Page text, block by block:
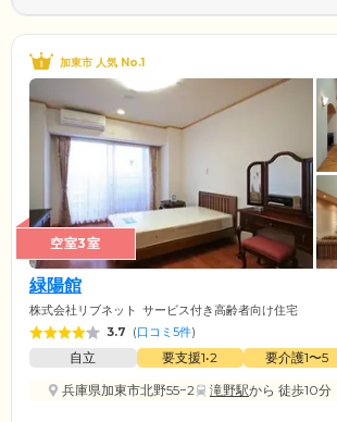
加東市 人気 No.1
空室3室
緑陽館
株式会社リブネット サービス付き高齢者向け住宅
3.7 (口コミ5件)
自立 要支援1•2 要介護1〜5
兵庫県加東市北野55−2
滝野駅から 徒歩10分